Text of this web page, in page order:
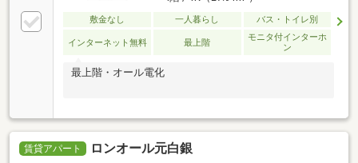
敷金なし 一人暮らし バス・トイレ別
インターネット無料 最上階
モニタ付インターホ
ン
最上階・オール電化
賃貸アパート ロンオール元白銀